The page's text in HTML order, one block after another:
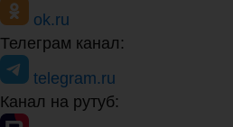
ok.ru
Телеграм канал:
telegram.ru
Канал на рутуб: